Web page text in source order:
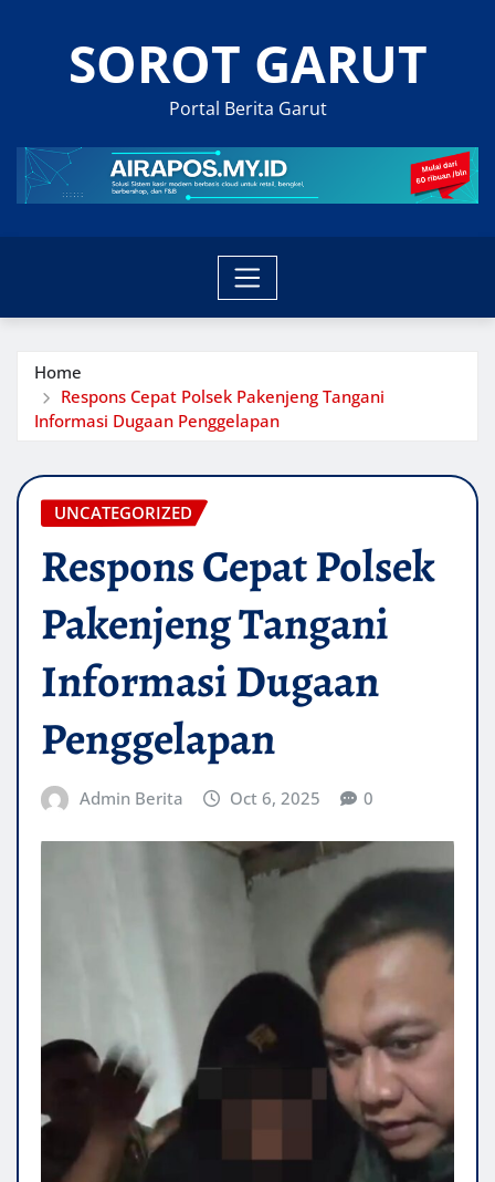
SOROT GARUT
Portal Berita Garut
Home
Respons Cepat Polsek Pakenjeng Tangani
Informasi Dugaan Penggelapan
UNCATEGORIZED
Respons Cepat Polsek
Pakenjeng Tangani
Informasi Dugaan
Penggelapan
Admin Berita Oct 6, 2025 0